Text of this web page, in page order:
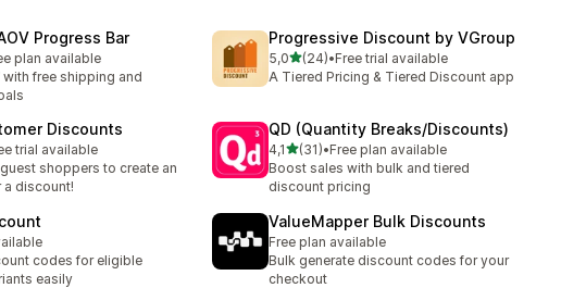
Progress Bar
plan available
free shipping and
Progressive Discount by VGroup
5,05 yıldız üzerinden
(24)
toplam 24 değerlendirme
•Free trial available
A Tiered Pricing & Tiered Discount app
Discounts
trial available
shoppers to create an
a discount!
QD (Quantity Breaks/Discounts)
4,15 yıldız üzerinden
(31)
toplam 31 değerlendirme
•Free plan available
Boost sales with bulk and tiered
discount pricing
codes for eligible
easily
ValueMapper Bulk Discounts
Free plan available
Bulk generate discount codes for your
checkout